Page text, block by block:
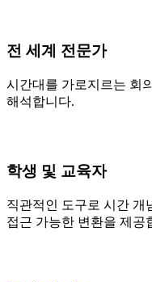
전 세계 전문가
시간대를 가로지르는 회
해석합니다.
학생 및 교육자
직관적인 도구로 시간 개
접근 가능한 변환을 제공